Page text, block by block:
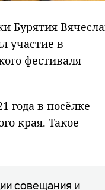
Бурятия
участие в
фестиваля
года в посёлке
края. Такое
совещания и